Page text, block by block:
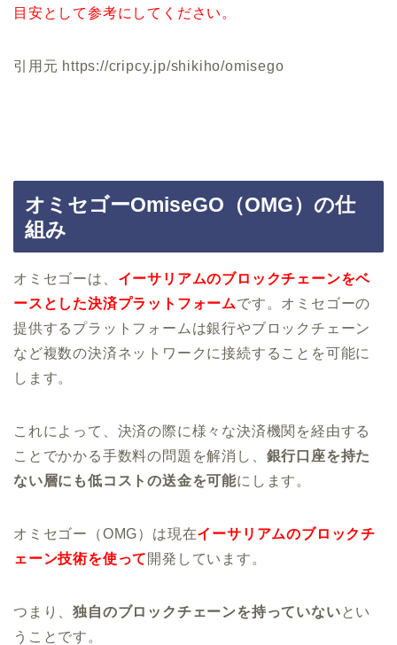
目安として参考にしてください。
引用元 https://cripcy.jp/shikiho/omisego
オミセゴーOmiseGO（OMG）の仕
組み
オミセゴーは、 イーサリアムのブロックチェーンをベ
ースとした決済プラットフォームです。オミセゴーの
提供するプラットフォームは銀行やブロックチェーン
など複数の決済ネットワークに接続することを可能に
します。
これによって、決済の際に様々な決済機関を経由する
ことでかかる手数料の問題を解消し、 銀行口座を持た
ない層にも低コストの送金を可能にします。
オミセゴー（OMG）は現在イーサリアムのブロックチ
ェーン技術を使って 開発しています。
つまり、独自のブロックチェーンを持っていないとい
うことです。